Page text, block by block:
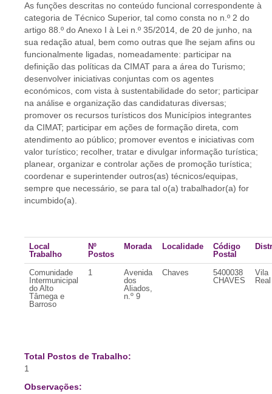
As funções descritas no conteúdo funcional correspondente à
categoria de Técnico Superior, tal como consta no n.º 2 do
artigo 88.º do Anexo I à Lei n.º 35/2014, de 20 de junho, na
sua redação atual, bem como outras que lhe sejam afins ou
funcionalmente ligadas, nomeadamente: participar na
definição das políticas da CIMAT para a área do Turismo;
desenvolver iniciativas conjuntas com os agentes
económicos, com vista à sustentabilidade do setor; participar
na análise e organização das candidaturas diversas;
promover os recursos turísticos dos Municípios integrantes
da CIMAT; participar em ações de formação direta, com
atendimento ao público; promover eventos e iniciativas com
valor turístico; recolher, tratar e divulgar informação turística;
planear, organizar e controlar ações de promoção turística;
coordenar e superintender outros(as) técnicos/equipas,
sempre que necessário, se para tal o(a) trabalhador(a) for
incumbido(a).
Local
Trabalho
Nº
Postos
Morada Localidade
Código
Postal
Comunidade
Intermunicipal
do Alto
Tâmega e
Barroso
1
Avenida
dos
Aliados,
n.º 9
Chaves
5400038
CHAVES
Vila
Real
Total Postos de Trabalho:
1
Observações: